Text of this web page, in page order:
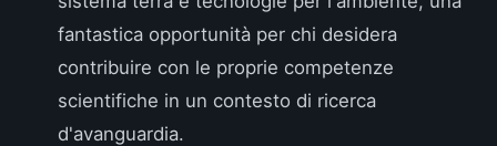
fantastica opportunità per chi desidera
contribuire con le proprie competenze
scientifiche in un contesto di ricerca
d'avanguardia.